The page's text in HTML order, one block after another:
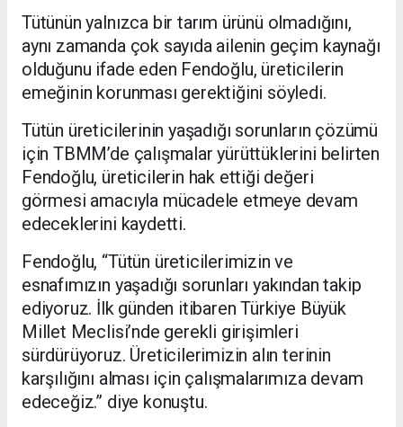
Tütünün yalnızca bir tarım ürünü olmadığını,
aynı zamanda çok sayıda ailenin geçim kaynağı
olduğunu ifade eden Fendoğlu, üreticilerin
emeğinin korunması gerektiğini söyledi.
Tütün üreticilerinin yaşadığı sorunların çözümü
için TBMM’de çalışmalar yürüttüklerini belirten
Fendoğlu, üreticilerin hak ettiği değeri
görmesi amacıyla mücadele etmeye devam
edeceklerini kaydetti.
Fendoğlu, “Tütün üreticilerimizin ve
esnafımızın yaşadığı sorunları yakından takip
ediyoruz. İlk günden itibaren Türkiye Büyük
Millet Meclisi’nde gerekli girişimleri
sürdürüyoruz. Üreticilerimizin alın terinin
karşılığını alması için çalışmalarımıza devam
edeceğiz.” diye konuştu.